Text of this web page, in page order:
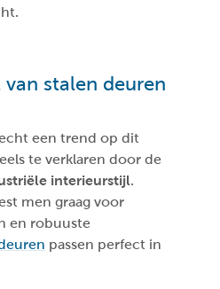
stalen deuren
een trend op dit
te verklaren door de
interieurstijl.
men graag voor
en robuuste
passen perfect in